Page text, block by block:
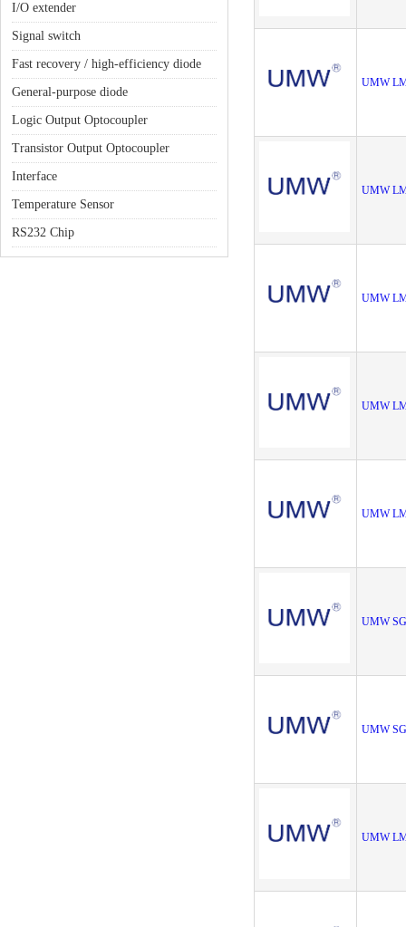
I/O extender
Signal switch
Fast recovery / high-efficiency diode
General-purpose diode
Logic Output Optocoupler
Transistor Output Optocoupler
Interface
Temperature Sensor
RS232 Chip
UMW
UMW
UMW
UMW
UMW
UMW
UMW
UMW